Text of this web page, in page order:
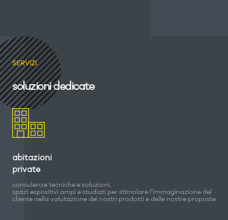
SERVIZI.
soluzioni dedicate
abitazioni
private
consulenze tecniche e soluzioni,
spazi espositivi ampi e studiati per stimolare l'immaginazione del
cliente nella valutazione dei nostri prodotti e delle nostre proposte